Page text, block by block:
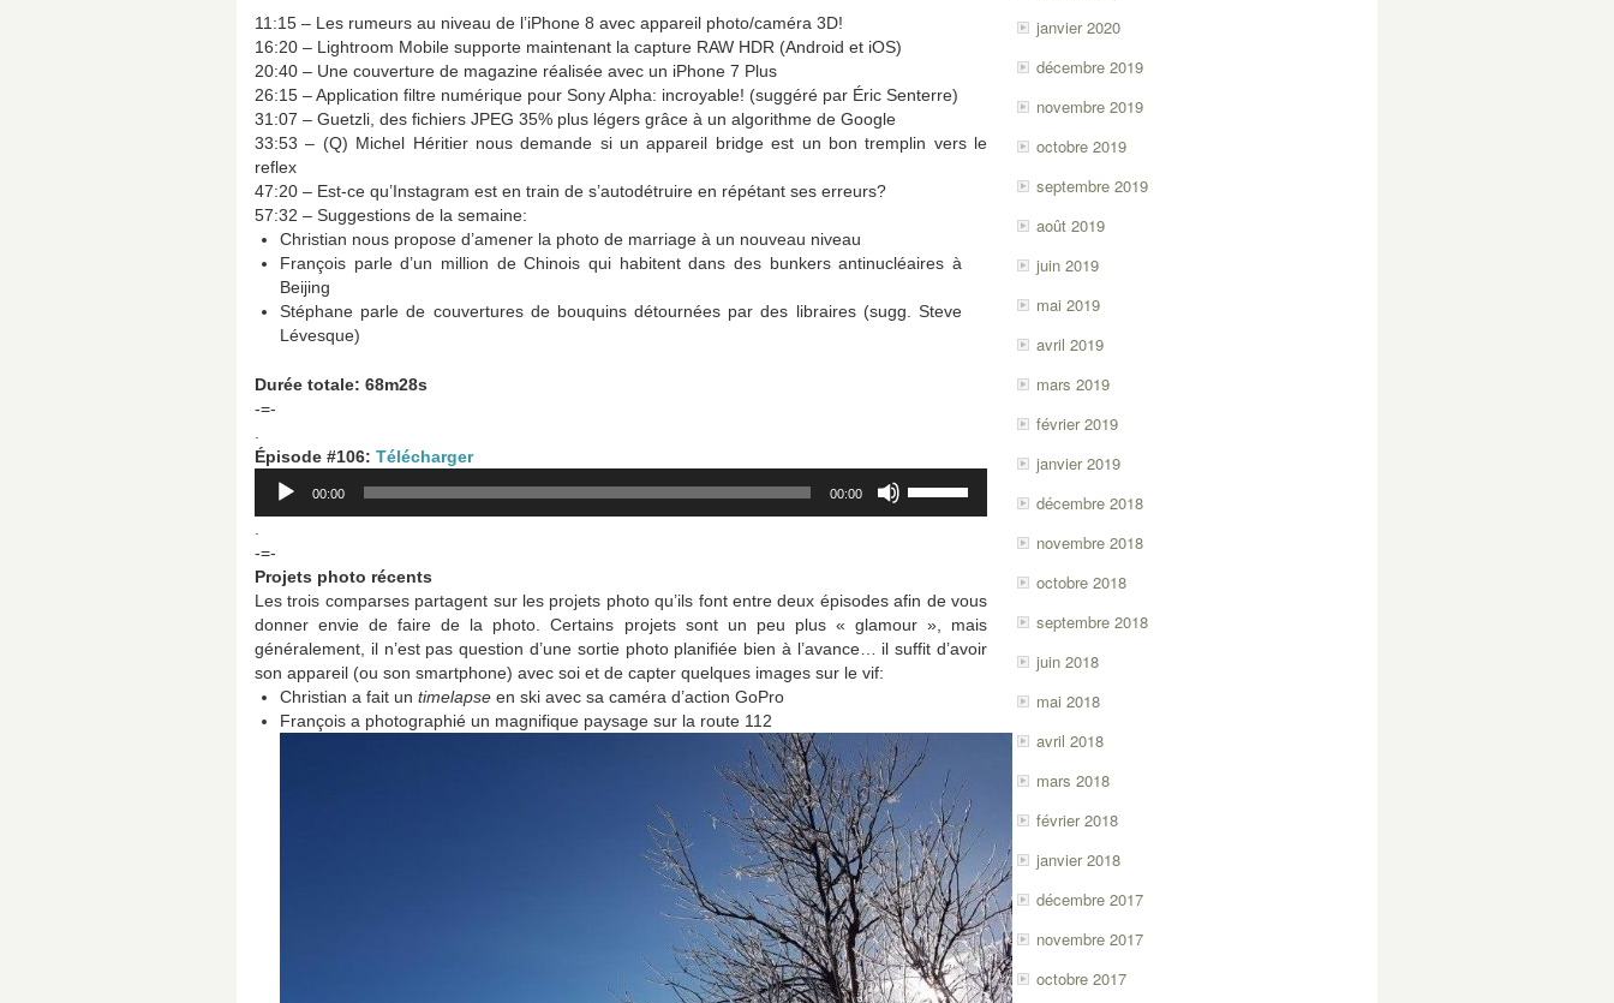
11:15 – Les rumeurs au niveau de l’iPhone 8 avec appareil photo/caméra 3D!
16:20 – Lightroom Mobile supporte maintenant la capture RAW HDR (Android et iOS)
20:40 – Une couverture de magazine réalisée avec un iPhone 7 Plus
26:15 – Application filtre numérique pour Sony Alpha: incroyable! (suggéré par Éric Senterre)
31:07 – Guetzli, des fichiers JPEG 35% plus légers grâce à un algorithme de Google
33:53 – (Q) Michel Héritier nous demande si un appareil bridge est un bon tremplin vers le
reflex
47:20 – Est-ce qu’Instagram est en train de s’autodétruire en répétant ses erreurs?
57:32 – Suggestions de la semaine:
Christian nous propose d’amener la photo de marriage à un nouveau niveau
François parle d’un million de Chinois qui habitent dans des bunkers antinucléaires à
Beijing
Stéphane parle de couvertures de bouquins détournées par des libraires (sugg. Steve
Lévesque)
Durée totale: 68m28s
-=-
Épisode #106: Télécharger
Lecteur
audio
00:00 00:00
les
augmenter
ou
diminuer
-=-
Projets photo récents
Les trois comparses partagent sur les projets photo qu’ils font entre deux épisodes afin de vous
donner envie de faire de la photo. Certains projets sont un peu plus « glamour », mais
généralement, il n’est pas question d’une sortie photo planifiée bien à l’avance… il suffit d’avoir
son appareil (ou son smartphone) avec soi et de capter quelques images sur le vif:
Christian a fait un timelapse en ski avec sa caméra d’action GoPro
François a photographié un magnifique paysage sur la route 112
janvier 2020
décembre 2019
novembre 2019
octobre 2019
septembre 2019
août 2019
juin 2019
mai 2019
avril 2019
mars 2019
février 2019
janvier 2019
décembre 2018
novembre 2018
octobre 2018
septembre 2018
juin 2018
mai 2018
avril 2018
mars 2018
février 2018
janvier 2018
décembre 2017
novembre 2017
octobre 2017